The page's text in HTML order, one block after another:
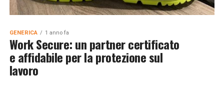
GENERICA 1 anno fa
Work Secure: un partner certificato
e affidabile per la protezione sul
lavoro